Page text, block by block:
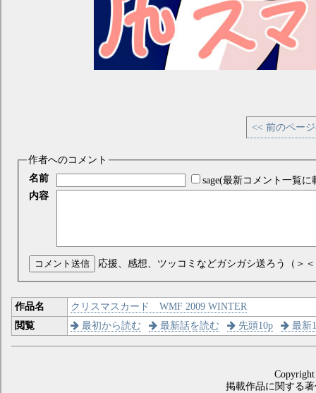
<< 前のペー
作者へのコメント
名前
sage(最新コメント一覧に
内容
コメント送信 応援、感想、ツッコミなどガシガシ送ろう（＞
作品名
クリスマスカード WMF 2009 WINTER
閲覧
最初から読む 最新話を読む 先頭10p 最新
掲載作品に関する